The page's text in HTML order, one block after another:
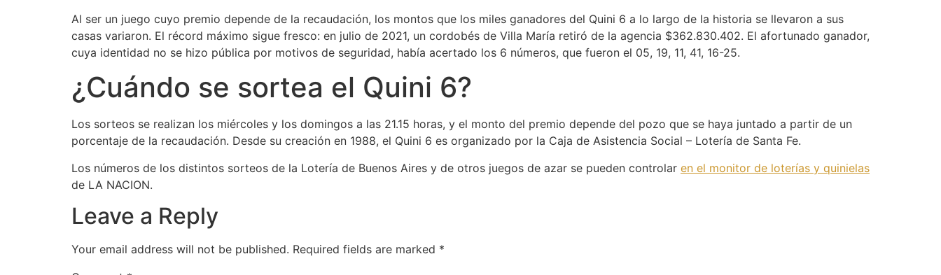
Al ser un juego cuyo premio depende de la recaudación, los montos que los miles ganadores del Quini 6 a lo largo de la historia se llevaron a sus
casas variaron. El récord máximo sigue fresco: en julio de 2021, un cordobés de Villa María retiró de la agencia $362.830.402. El afortunado ganador,
cuya identidad no se hizo pública por motivos de seguridad, había acertado los 6 números, que fueron el 05, 19, 11, 41, 16-25.
¿Cuándo se sortea el Quini 6?
Los sorteos se realizan los miércoles y los domingos a las 21.15 horas, y el monto del premio depende del pozo que se haya juntado a partir de un
porcentaje de la recaudación. Desde su creación en 1988, el Quini 6 es organizado por la Caja de Asistencia Social – Lotería de Santa Fe.
Los números de los distintos sorteos de la Lotería de Buenos Aires y de otros juegos de azar se pueden controlar en el monitor de loterías y quinielas
de LA NACION.
Leave a Reply
Your email address will not be published. Required fields are marked *